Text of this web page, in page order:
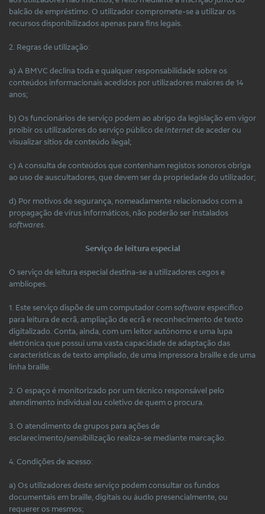
balcão de empréstimo. O utilizador compromete-se a utilizar os
recursos disponibilizados apenas para fins legais.
2. Regras de utilização:
a) A BMVC declina toda e qualquer responsabilidade sobre os
conteúdos informacionais acedidos por utilizadores maiores de 14
anos;
b) Os funcionários de serviço podem ao abrigo da legislação em vigor
proibir os utilizadores do serviço público deInternetde aceder ou
visualizar sítios de conteúdo ilegal;
c) A consulta de conteúdos que contenham registos sonoros obriga
ao uso de auscultadores, que devem ser da propriedade do utilizador;
d) Por motivos de segurança, nomeadamente relacionados com a
propagação de vírus informáticos, não poderão ser instalados
softwares
Serviço de leitura especial
O serviço de leitura especial destina-se a utilizadores cegos e
amblíopes.
1. Este serviço dispõe de um computador comsoftwareespecífico
para leitura de ecrã, ampliação de ecrã e reconhecimento de texto
digitalizado. Conta, ainda, com um leitor autónomo e uma lupa
eletrónica que possui uma vasta capacidade de adaptação das
características de texto ampliado, de uma impressora braille e de uma
linha braille.
2. O espaço é monitorizado por um técnico responsável pelo
atendimento individual ou coletivo de quem o procura.
3. O atendimento de grupos para ações de
esclarecimento/sensibilização realiza-se mediante marcação.
4. Condições de acesso:
a) Os utilizadores deste serviço podem consultar os fundos
documentais em braille, digitais ou áudio presencialmente, ou
requerer os mesmos;